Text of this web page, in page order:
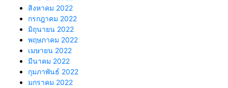
สิงหาคม 2022
กรกฎาคม 2022
มิถุนายน 2022
พฤษภาคม 2022
เมษายน 2022
มีนาคม 2022
กุมภาพันธ์ 2022
มกราคม 2022